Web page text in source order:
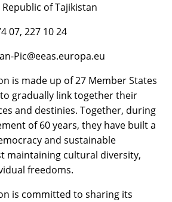
of Tajikistan
07, 227 10 24
Pic@eeas.europa.eu
is made up of 27 Member States
gradually link together their
and destinies. Together, during
of 60 years, they have built a
and sustainable
maintaining cultural diversity,
freedoms.
is committed to sharing its